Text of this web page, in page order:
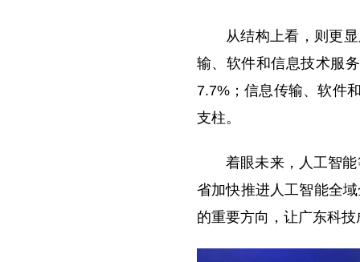
从结构上看，则更
输、软件和信息技术服
7.7%；信息传输、软件
支柱。
着眼未来，人工智
省加快推进人工智能全
的重要方向，让广东科